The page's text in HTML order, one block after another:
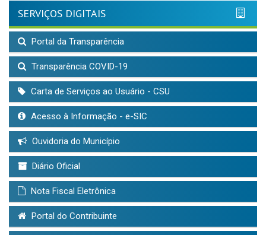
SERVIÇOS DIGITAIS
Portal da Transparência
Transparência COVID-19
Carta de Serviços ao Usuário - CSU
Acesso à Informação - e-SIC
Ouvidoria do Município
Diário Oficial
Nota Fiscal Eletrônica
Portal do Contribuinte